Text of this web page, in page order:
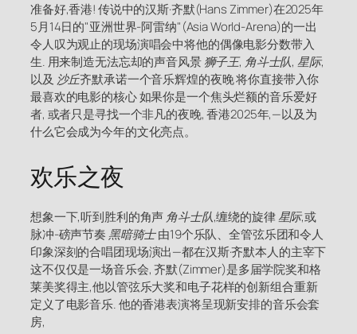
准备好,香港! 传说中的汉斯·齐默(Hans Zimmer)在2025年
5月14日的"亚洲世界-阿雷纳"(Asia World-Arena)的一出
令人叹为观止的现场演唱会中将他的偶像电影分数带入
生. 用来制造无法忘却的声音风景狮子王, 角斗士队,星际,
以及 沙丘齐默承诺一个音乐辉煌的夜晚 将你直接带入你
最喜欢的电影的核心 如果你是一个焦头烂额的音乐爱好
者, 或者只是寻找一个非凡的夜晚, 香港2025年,—以及为
什么它会成为今年的文化亮点。
欢乐之夜
想象一下,听到胜利的角声角斗士队,缠绕的旋律星际,或
脉冲-磅声节奏黑暗骑士由19个乐队、全管弦乐团和令人
印象深刻的合唱团现场演出—都在汉斯·齐默本人的主宰下
这不仅仅是一场音乐会, 齐默(Zimmer)是多届学院奖和格
莱美奖得主,他以管弦乐大奖和电子花样的创新组合重新
定义了电影音乐. 他的香港表演将呈现新安排的音乐会套
房,